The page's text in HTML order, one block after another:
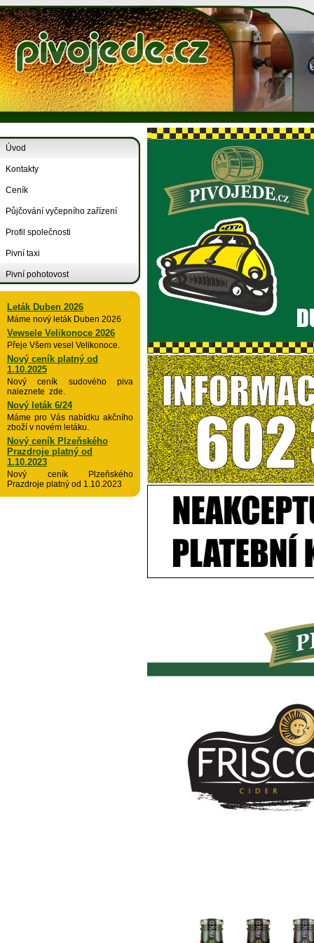
Úvod
Kontakty
Ceník
Půjčování vyčepního zařízení
Profil společnosti
Pivní taxi
Pivní pohotovost
Leták Duben 2026
Máme nový leták Duben 2026
Vewsele Velikonoce 2026
Přeje Všem vesel Velikonoce.
Nový ceník platný od
1.10.2025
Nový ceník sudového piva
naleznete zde.
Nový leták 6/24
Máme pro Vás nabídku akčního
zboží v novém letáku.
Nový ceník Plzeňského
Prazdroje platný od
1.10.2023
Nový ceník Plzeňského
Prazdroje platný od 1.10.2023